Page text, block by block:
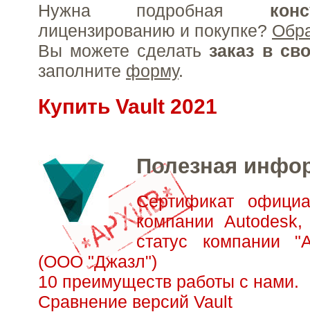
Нужна подробная
лицензированию и покупке?
Вы можете сделать заказ в
заполните форму.
Купить Vault 2021
Полезная
Сертификат
компании
статус компании
(ООО "Джазл")
10 преимуществ работы с нами.
Сравнение версий Vault